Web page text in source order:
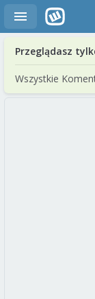
Przeglądasz
Wszystkie